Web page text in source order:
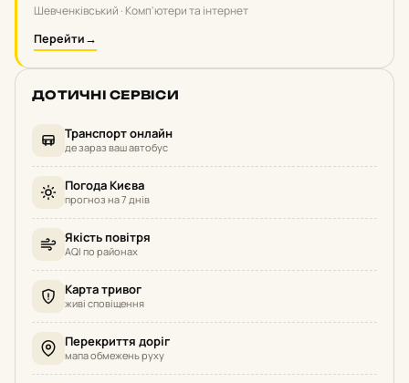
Шевченківський · Комп'ютери та інтернет
Перейти→
ДОТИЧНІ СЕРВІСИ
Транспорт онлайн
де зараз ваш автобус
Погода Києва
прогноз на 7 днів
Якість повітря
AQI по районах
Карта тривог
живі сповіщення
Перекриття доріг
мапа обмежень руху